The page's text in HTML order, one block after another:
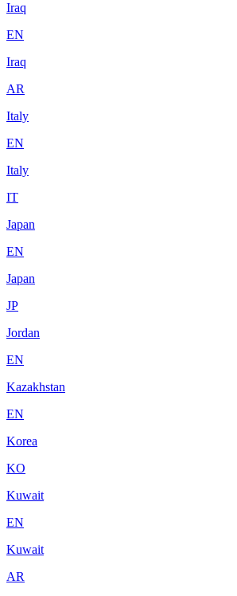
Iraq
EN
Iraq
AR
Italy
EN
Italy
IT
Japan
EN
Japan
JP
Jordan
EN
Kazakhstan
EN
Korea
KO
Kuwait
EN
Kuwait
AR